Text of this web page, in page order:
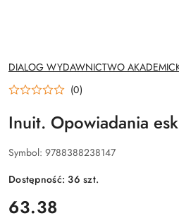
NAZWA
PRODUCENTA:
DIALOG WYDAWNICTWO
(0)
Inuit. Opowiadania
Symbol: 9788388238147
Dostępność:36szt.
cena:
63.38